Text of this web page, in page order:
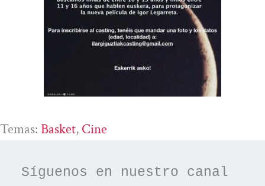
Temas: Basket, Cine
Síguenos en nuestro canal